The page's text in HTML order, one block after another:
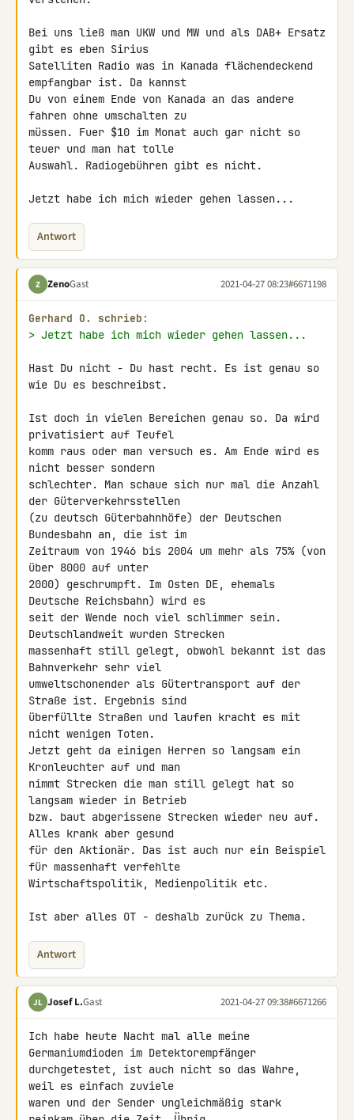
Bei uns ließ man UKW und MW und als DAB+ Ersatz
gibt es eben Sirius
Satelliten Radio was in Kanada flächendeckend
empfangbar ist. Da kannst
Du von einem Ende von Kanada an das andere
fahren ohne umschalten zu
müssen. Fuer $10 im Monat auch gar nicht so
teuer und man hat tolle
Auswahl. Radiogebühren gibt es nicht.
Jetzt habe ich mich wieder gehen lassen...
Antwort
Z ZenoGast 2021-04-27 08:23#6671198
Gerhard O. schrieb:
> Jetzt habe ich mich wieder gehen lassen...
Hast Du nicht - Du hast recht. Es ist genau so
wie Du es beschreibst.
Ist doch in vielen Bereichen genau so. Da wird
privatisiert auf Teufel
komm raus oder man versuch es. Am Ende wird es
nicht besser sondern
schlechter. Man schaue sich nur mal die Anzahl
der Güterverkehrsstellen
(zu deutsch Güterbahnhöfe) der Deutschen
Bundesbahn an, die ist im
Zeitraum von 1946 bis 2004 um mehr als 75% (von
über 8000 auf unter
2000) geschrumpft. Im Osten DE, ehemals
Deutsche Reichsbahn) wird es
seit der Wende noch viel schlimmer sein.
Deutschlandweit wurden Strecken
massenhaft still gelegt, obwohl bekannt ist das
Bahnverkehr sehr viel
umweltschonender als Gütertransport auf der
Straße ist. Ergebnis sind
überfüllte Straßen und laufen kracht es mit
nicht wenigen Toten.
Jetzt geht da einigen Herren so langsam ein
Kronleuchter auf und man
nimmt Strecken die man still gelegt hat so
langsam wieder in Betrieb
bzw. baut abgerissene Strecken wieder neu auf.
Alles krank aber gesund
für den Aktionär. Das ist auch nur ein Beispiel
für massenhaft verfehlte
Wirtschaftspolitik, Medienpolitik etc.
Ist aber alles OT - deshalb zurück zu Thema.
Antwort
JL Josef L.Gast 2021-04-27 09:38#6671266
Ich habe heute Nacht mal alle meine
Germaniumdioden im Detektorempfänger
durchgetestet, ist auch nicht so das Wahre,
weil es einfach zuviele
waren und der Sender ungleichmäßig stark